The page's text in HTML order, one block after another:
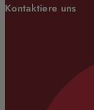
Kontaktiere uns